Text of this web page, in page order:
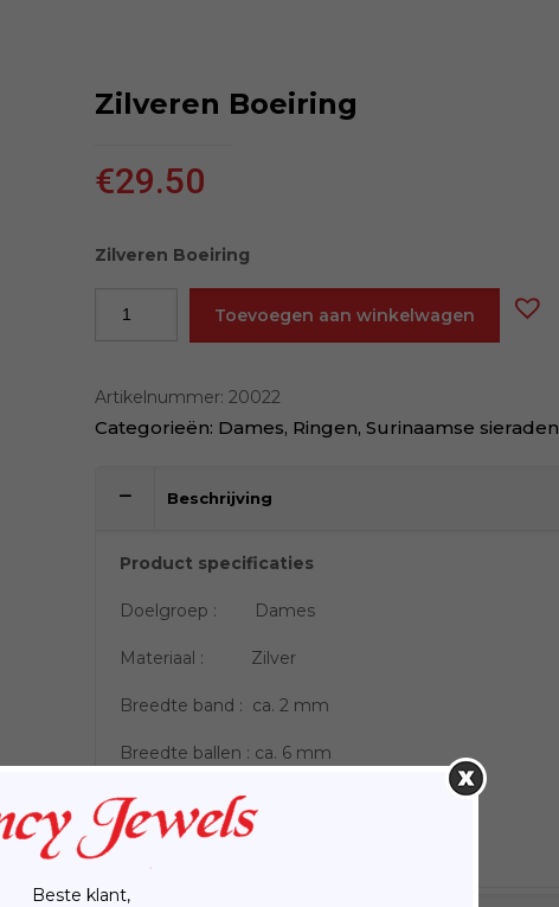
Zilveren Boeiring
€29.50
Zilveren Boeiring
Toevoegen aan winkelwagen
Artikelnummer: 20022
Categorieën: Dames, Ringen, Surinaamse sieraden
Beschrijving
Product specificaties
Doelgroep : Dames
Materiaal : Zilver
Breedte band : ca. 2 mm
Breedte ballen : ca. 6 mm
Gewicht : ca. 2,8 gram
Beste klant,